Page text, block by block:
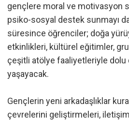
gençlere moral ve motivasyon
psiko-sosyal destek sunmayı
süresince öğrenciler; doğa
etkinlikleri, kültürel eğitimler,
çeşitli atölye faaliyetleriyle dolu
yaşayacak.
Gençlerin yeni arkadaşlıklar
çevrelerini geliştirmeleri,